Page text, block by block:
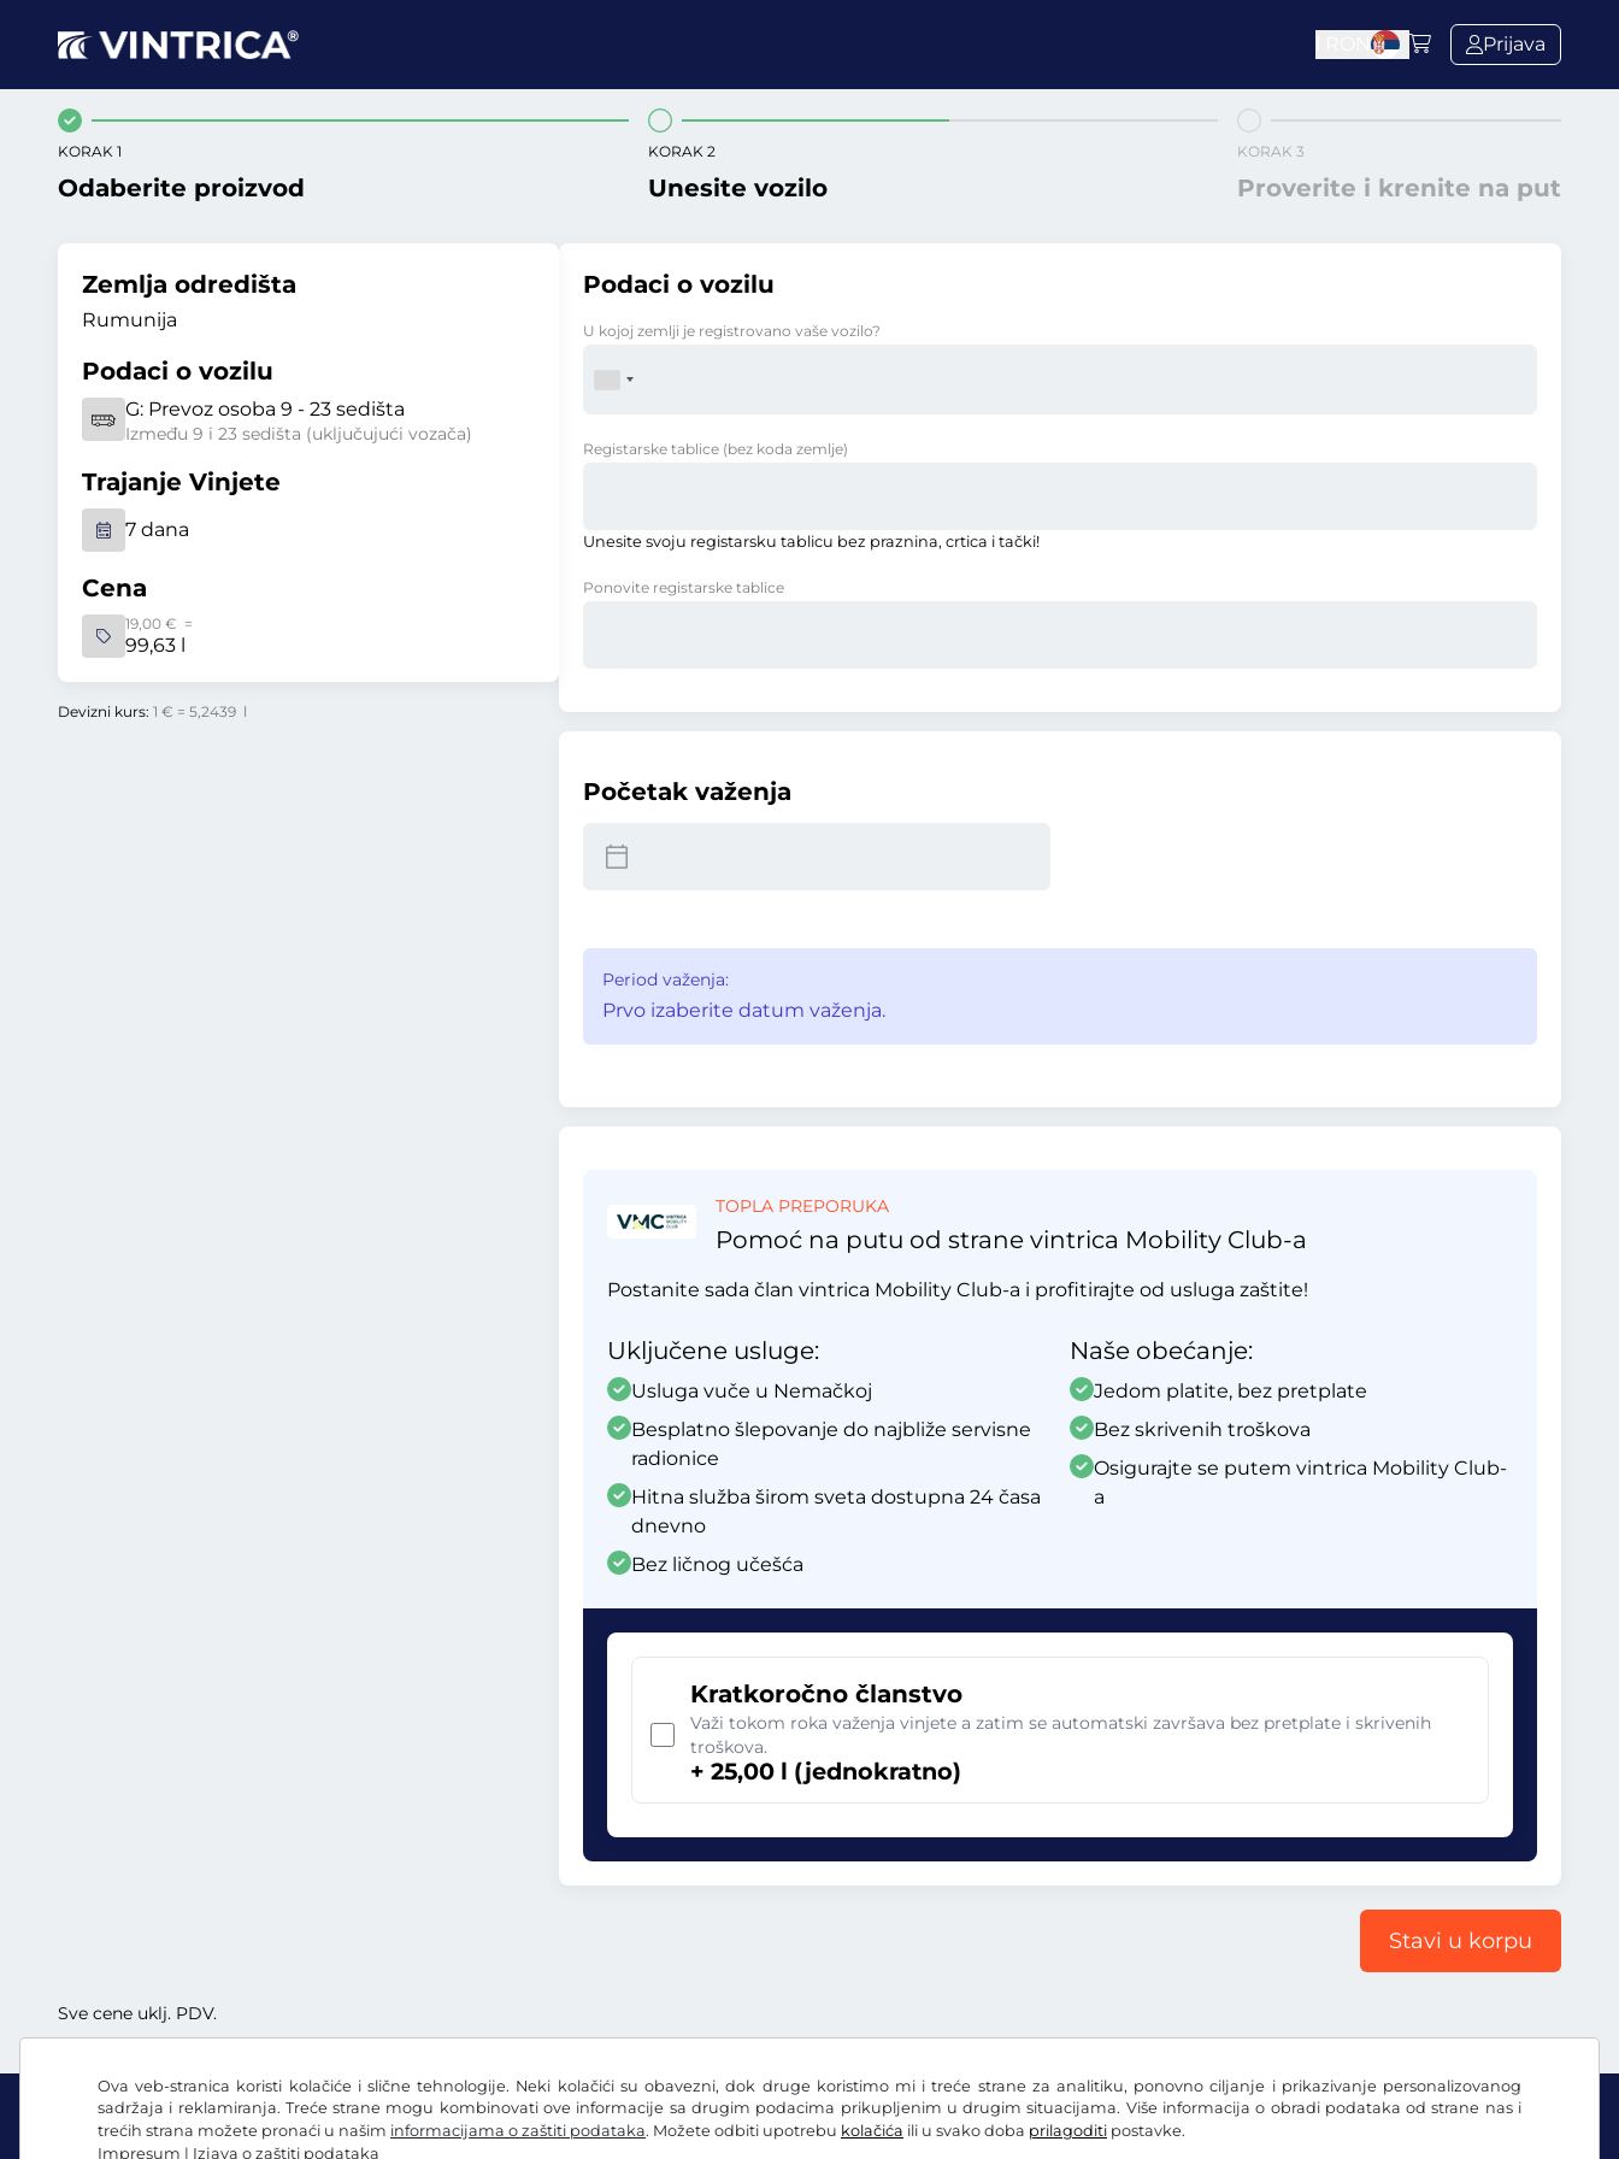
Ova veb-stranica koristi kolačiće i slične tehnologije. Neki kolačići su obavezni, dok druge koristimo mi i treće strane za analitiku, ponovno ciljanje i prikazivanje personalizovanog
sadržaja i reklamiranja. Treće strane mogu kombinovati ove informacije sa drugim podacima prikupljenim u drugim situacijama. Više informacija o obradi podataka od strane nas i
trećih strana možete pronaći u našim informacijama o zaštiti podataka. Možete odbiti upotrebu kolačića ili u svako doba prilagoditi postavke.
Impresum | Izjava o zaštiti podataka
Prijava
KORAK 1
Odaberite proizvod
KORAK 2
Unesite vozilo
KORAK 3
Proverite i krenite na put
Zemlja odredišta
Rumunija
Podaci o vozilu
G: Prevoz osoba 9 - 23 sedišta
Između 9 i 23 sedišta (uključujući vozača)
Trajanje Vinjete
7 dana
Cena
19,00 € =
99,63 l
Devizni kurs: 1 € = 5,2439 l
Podaci o vozilu
U kojoj zemlji je registrovano vaše vozilo?
Registarske tablice (bez koda zemlje)
Unesite svoju registarsku tablicu bez praznina, crtica i tački!
Ponovite registarske tablice
Početak važenja
Period važenja:
Prvo izaberite datum važenja.
TOPLA PREPORUKA
Pomoć na putu od strane vintrica Mobility Club-a
Postanite sada član vintrica Mobility Club-a i profitirajte od usluga zaštite!
Uključene usluge:
Usluga vuče u Nemačkoj
Besplatno šlepovanje do najbliže servisne
radionice
Hitna služba širom sveta dostupna 24 časa
dnevno
Bez ličnog učešća
Naše obećanje:
Jedom platite, bez pretplate
Bez skrivenih troškova
Osigurajte se putem vintrica Mobility Club-
a
Kratkoročno članstvo
Važi tokom roka važenja vinjete a zatim se automatski završava bez pretplate i skrivenih
troškova.
+ 25,00 l (jednokratno)
Stavi u korpu
Sve cene uklj. PDV.